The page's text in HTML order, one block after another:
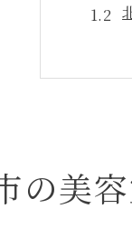
美
の美